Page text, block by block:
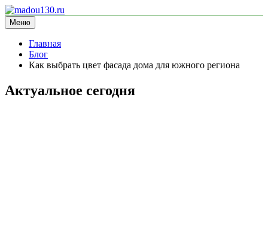
Перейти
к
содержимому
madou130.ru
информационный сайт
Меню
Главная
Блог
Как выбрать цвет фасада дома для южного региона
Актуальное сегодня